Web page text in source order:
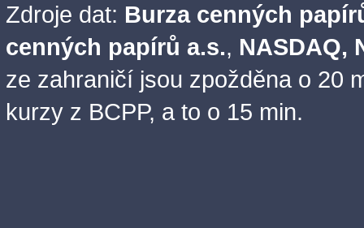
Zdroje dat: Burza cenných
cenných papírů a.s., NASDAQ,
ze zahraničí jsou zpožděna o 20
kurzy z BCPP, a to o 15 min.